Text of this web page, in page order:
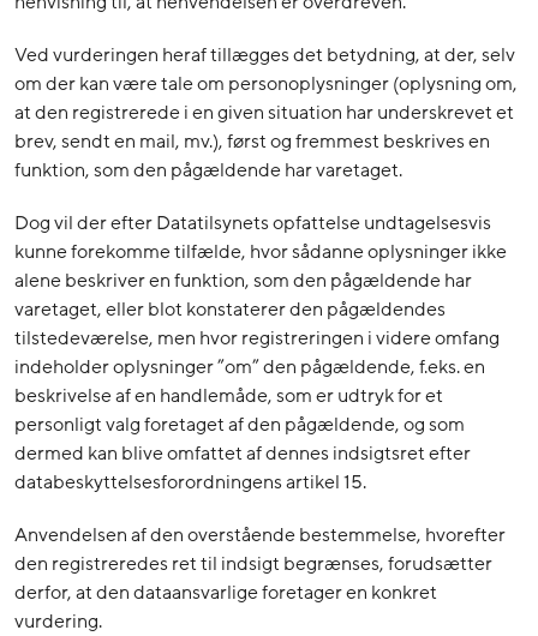
Ved vurderingen heraf tillægges det betydning, at der, selv
om der kan være tale om personoplysninger (oplysning om,
at den registrerede i en given situation har underskrevet et
brev, sendt en mail, mv.), først og fremmest beskrives en
funktion, som den pågældende har varetaget.
Dog vil der efter Datatilsynets opfattelse undtagelsesvis
kunne forekomme tilfælde, hvor sådanne oplysninger ikke
alene beskriver en funktion, som den pågældende har
varetaget, eller blot konstaterer den pågældendes
tilstedeværelse, men hvor registreringen i videre omfang
indeholder oplysninger ”om” den pågældende, f.eks. en
beskrivelse af en handlemåde, som er udtryk for et
personligt valg foretaget af den pågældende, og som
dermed kan blive omfattet af dennes indsigtsret efter
databeskyttelsesforordningens artikel 15.
Anvendelsen af den overstående bestemmelse, hvorefter
den registreredes ret til indsigt begrænses, forudsætter
derfor, at den dataansvarlige foretager en konkret
vurdering.